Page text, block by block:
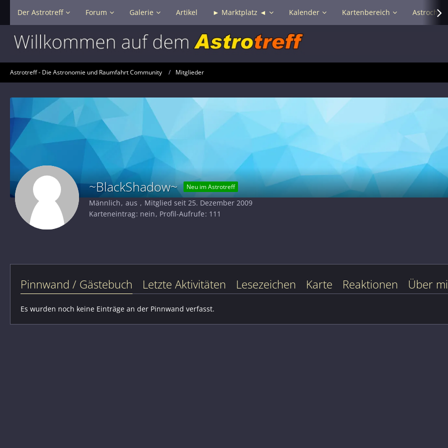
Der Astrotreff Forum Galerie Artikel ► Marktplatz ◄ Kalender Kartenbereich Astrochat
Astrotreff - Die Astronomie und Raumfahrt Community Mitglieder
~BlackShadow~ Neu im Astrotreff
Männlich aus
Mitglied seit 25. Dezember 2009
Karteneintrag nein Profil-Aufrufe 111
Pinnwand / Gästebuch Letzte Aktivitäten Lesezeichen Karte Reaktionen Über
Es wurden noch keine Einträge an der Pinnwand verfasst.